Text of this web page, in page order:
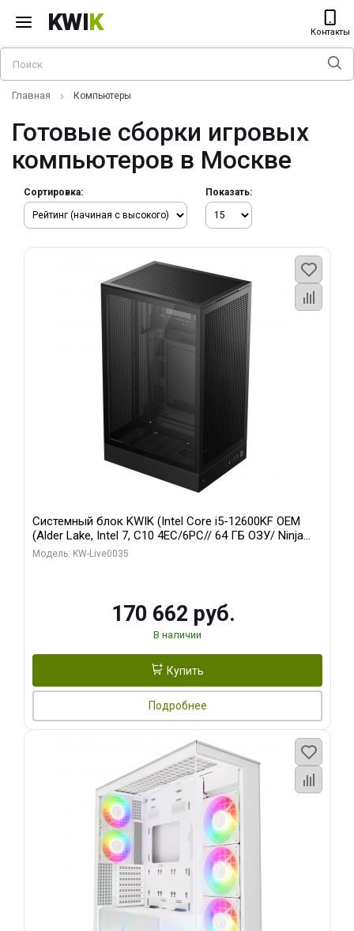
KWIK Контакты
Главная Компьютеры
Готовые сборки игровых
компьютеров в Москве
Сортировка: Показать:
Системный блок KWIK (Intel Core i5-12600KF OEM
(Alder Lake, Intel 7, C10 4EC/6PC// 64 ГБ ОЗУ/ Ninja
Sinotex GTX1650 4GB 128bit GDDR6 DVI DP HDMI 2/
Модель: KW-Live0035
170 662 руб.
В наличии
Купить
Подробнее